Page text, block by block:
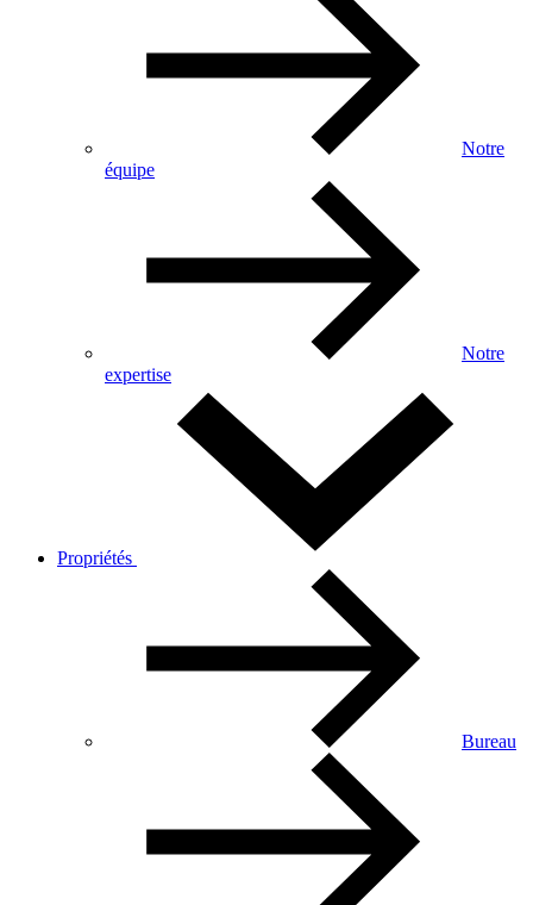
Notre
équipe
Notre
expertise
Propriétés
Bureau